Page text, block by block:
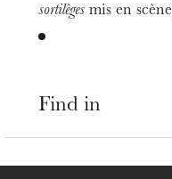
Guided
sortilèges mis en
Find in